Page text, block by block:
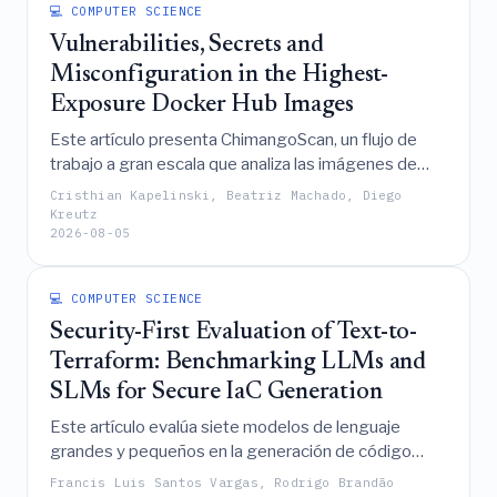
métodos de evaluación estándar.
💻 COMPUTER SCIENCE
Vulnerabilities, Secrets and
Misconfiguration in the Highest-
Exposure Docker Hub Images
Este artículo presenta ChimangoScan, un flujo de
trabajo a gran escala que analiza las imágenes de
Docker Hub más expuestas utilizando seis
escáneres independientes para revelar que las
vulnerabilidades y las configuraciones erróneas son
casi universales, que los resultados de los escáneres
nivel de acuerdo, y que la mayoría de los secretos
detectados son falsos positivos.
Cristhian Kapelinski, Beatriz Machado, Diego
Kreutz
2026-08-05
💻 COMPUTER SCIENCE
Security-First Evaluation of Text-to-
Terraform: Benchmarking LLMs and
SLMs for Secure IaC Generation
Este artículo evalúa siete modelos de lenguaje
grandes y pequeños en la generación de código
seguro de AWS Terraform, revelando que la validez
Francis Luis Santos Vargas, Rodrigo Brandão